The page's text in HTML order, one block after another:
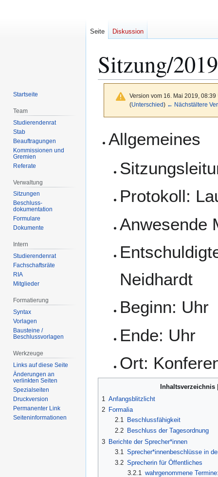
Sitzung/
Version vom 16. Mai 2019,
(Unterschied) ← Nächstältere
Navigation
SucheAllgemeines
Protokoll:
Anwesende
Neidhardt
Beginn: Uhr
Ende: Uhr
Ort:
Inhaltsverzeichnis
1 Anfangsblitzlicht
2 Formalia
2.1
Beschlussfähigkeit
2.2
Beschluss der Tagesordnung
3 Berichte der Sprecher*innen
3.1 Sprecher*innenbeschlüsse in
3.2 Sprecherin für Öffentliches
3.2.1
wahrgenommene
Seite Diskussion
Startseite
Team
Studierendenrat
Stab
Beauftragungen
Kommissionen und
Gremien
Referate
Verwaltung
Sitzungen
Beschluss-
dokumentation
Formulare
Dokumente
Intern
Studierendenrat
Fachschaftsräte
RIA
Mitglieder
Formatierung
Syntax
Vorlagen
Bausteine /
Beschlussvorlagen
Werkzeuge
Links auf diese Seite
Änderungen an
verlinkten Seiten
Spezialseiten
Druckversion
Permanenter Link
Seiten­­informationen